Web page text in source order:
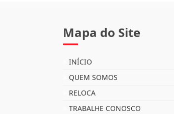
Mapa do Site
INÍCIO
QUEM SOMOS
RELOCA
TRABALHE CONOSCO